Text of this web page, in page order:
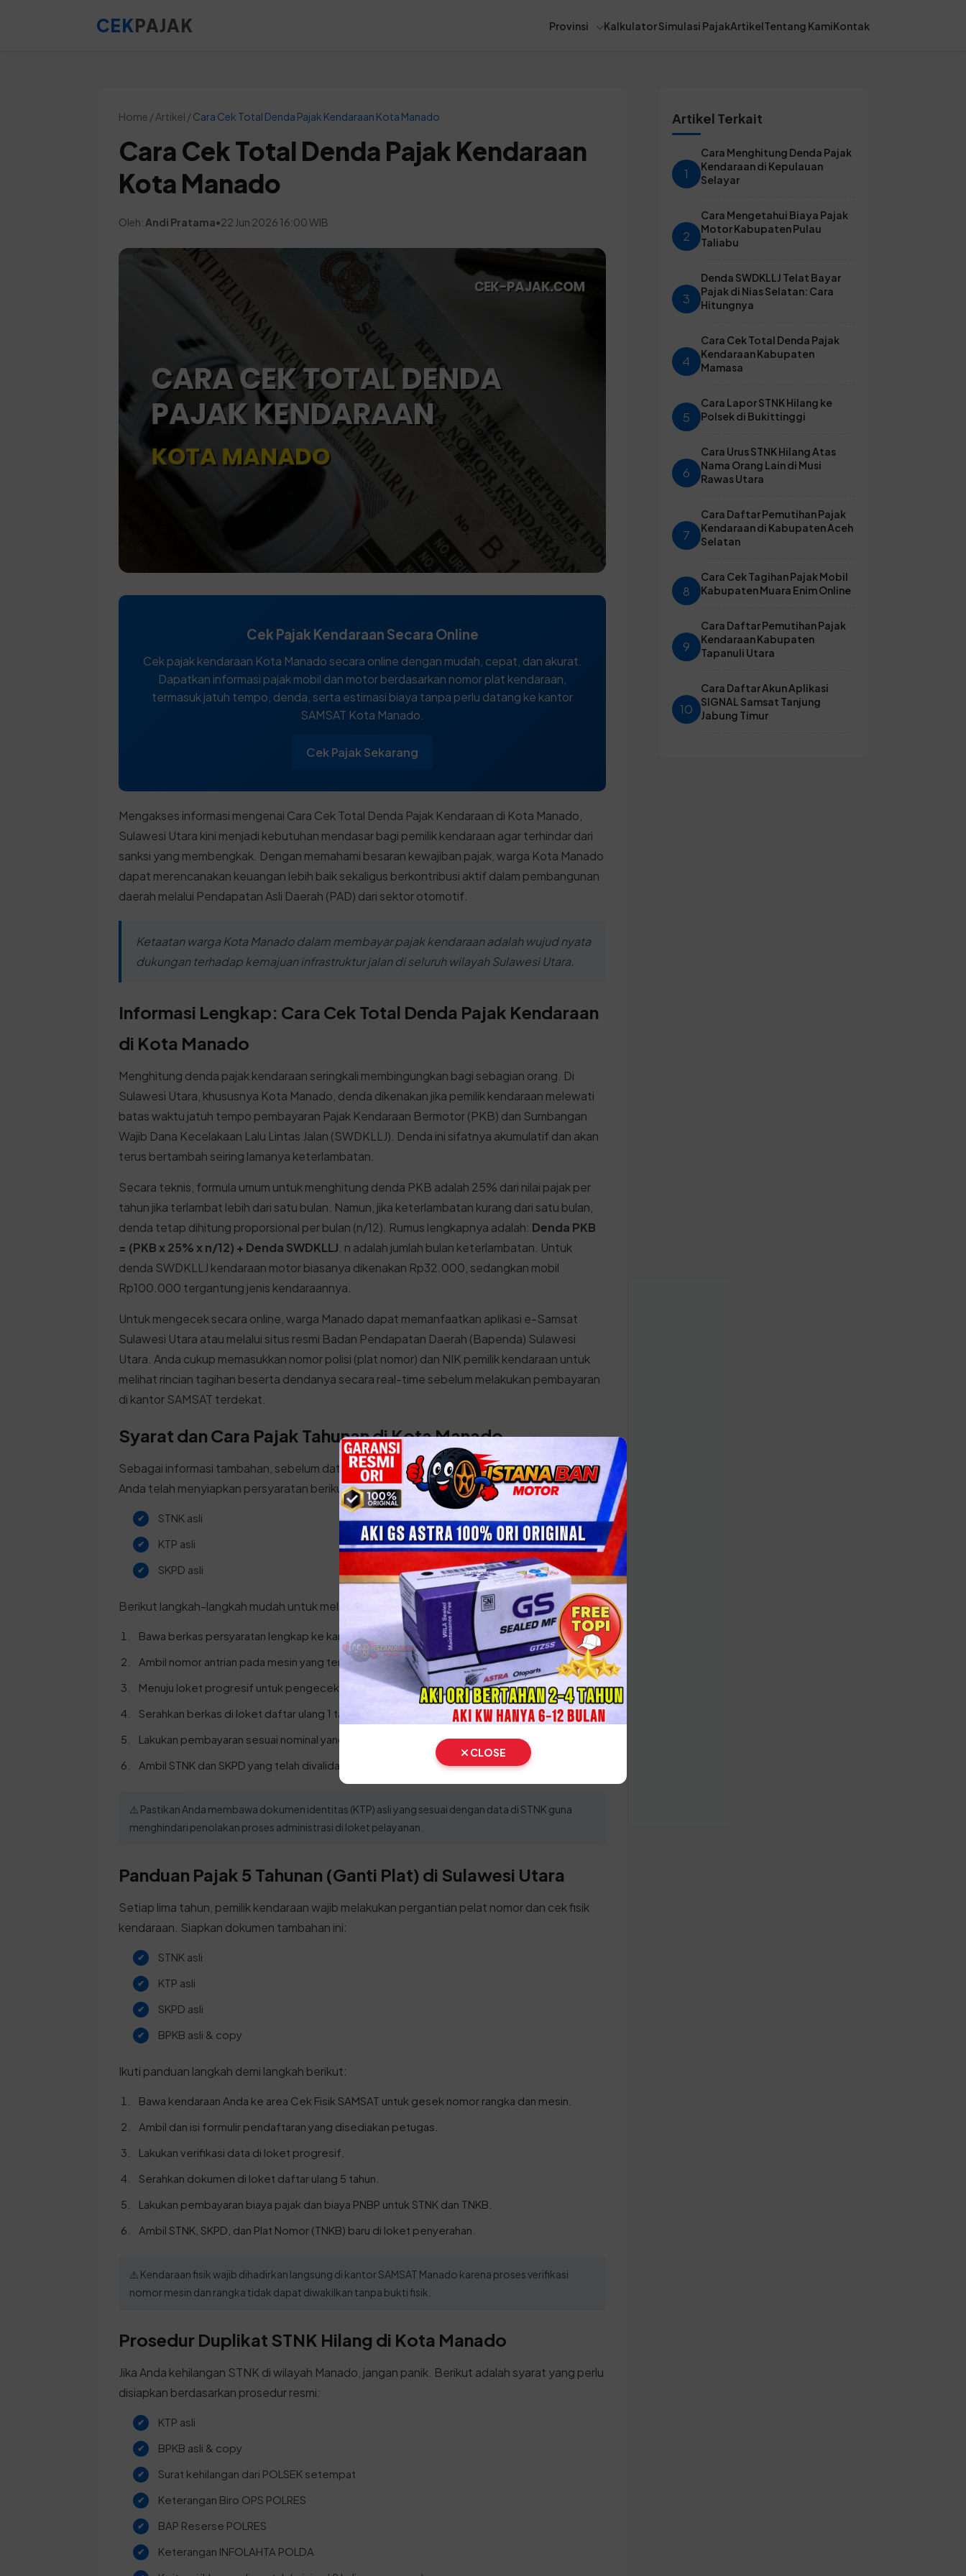
CEKPAJAK Provinsi Kalkulator Simulasi PajakArtikelTentang KamiKontak
Home / Artikel /Cara Cek Total Denda Pajak Kendaraan Kota Manado
Cara Cek Total Denda Pajak Kendaraan
Kota Manado
Oleh: Andi Pratama•22 Jun 2026 16:00 WIB
Cek Pajak Kendaraan Secara Online
Cek pajak kendaraan Kota Manado secara online dengan mudah, cepat, dan akurat.
Dapatkan informasi pajak mobil dan motor berdasarkan nomor plat kendaraan,
termasuk jatuh tempo, denda, serta estimasi biaya tanpa perlu datang ke kantor
SAMSAT Kota Manado.
Cek Pajak Sekarang
Mengakses informasi mengenai Cara Cek Total Denda Pajak Kendaraan di Kota Manado,
Sulawesi Utara kini menjadi kebutuhan mendasar bagi pemilik kendaraan agar terhindar dari
sanksi yang membengkak. Dengan memahami besaran kewajiban pajak, warga Kota Manado
dapat merencanakan keuangan lebih baik sekaligus berkontribusi aktif dalam pembangunan
daerah melalui Pendapatan Asli Daerah (PAD) dari sektor otomotif.
Ketaatan warga Kota Manado dalam membayar pajak kendaraan adalah wujud nyata
dukungan terhadap kemajuan infrastruktur jalan di seluruh wilayah Sulawesi Utara.
Informasi Lengkap: Cara Cek Total Denda Pajak Kendaraan
di Kota Manado
Menghitung denda pajak kendaraan seringkali membingungkan bagi sebagian orang. Di
Sulawesi Utara, khususnya Kota Manado, denda dikenakan jika pemilik kendaraan melewati
batas waktu jatuh tempo pembayaran Pajak Kendaraan Bermotor (PKB) dan Sumbangan
Wajib Dana Kecelakaan Lalu Lintas Jalan (SWDKLLJ). Denda ini sifatnya akumulatif dan akan
terus bertambah seiring lamanya keterlambatan.
Secara teknis, formula umum untuk menghitung denda PKB adalah 25% dari nilai pajak per
tahun jika terlambat lebih dari satu bulan. Namun, jika keterlambatan kurang dari satu bulan,
denda tetap dihitung proporsional per bulan (n/12). Rumus lengkapnya adalah: Denda PKB
= (PKB x 25% x n/12) + Denda SWDKLLJ . n adalah jumlah bulan keterlambatan. Untuk
denda SWDKLLJ kendaraan motor biasanya dikenakan Rp32.000, sedangkan mobil
Rp100.000 tergantung jenis kendaraannya.
Untuk mengecek secara online, warga Manado dapat memanfaatkan aplikasi e-Samsat
Sulawesi Utara atau melalui situs resmi Badan Pendapatan Daerah (Bapenda) Sulawesi
Utara. Anda cukup memasukkan nomor polisi (plat nomor) dan NIK pemilik kendaraan untuk
melihat rincian tagihan beserta dendanya secara real-time sebelum melakukan pembayaran
di kantor SAMSAT terdekat.
Syarat dan Cara Pajak Tahunan di Kota Manado
Sebagai informasi tambahan, sebelum datang ke kantor SAMSAT Sulawesi Utara, pastikan
Anda telah menyiapkan persyaratan berikut:
STNK asli
KTP asli
SKPD asli
Berikut langkah-langkah mudah untuk melakukan prosesnya:
Bawa berkas persyaratan lengkap ke kantor SAMSAT terdekat.
Ambil nomor antrian pada mesin yang tersedia.
Menuju loket progresif untuk pengecekan data kepemilikan.
Serahkan berkas di loket daftar ulang 1 tahun.
Lakukan pembayaran sesuai nominal yang tertera di loket pembayaran.
Ambil STNK dan SKPD yang telah divalidasi dan dicetak baru.
⚠️ Pastikan Anda membawa dokumen identitas (KTP) asli yang sesuai dengan data di STNK guna
menghindari penolakan proses administrasi di loket pelayanan.
Panduan Pajak 5 Tahunan (Ganti Plat) di Sulawesi Utara
Setiap lima tahun, pemilik kendaraan wajib melakukan pergantian pelat nomor dan cek fisik
kendaraan. Siapkan dokumen tambahan ini:
STNK asli
KTP asli
SKPD asli
BPKB asli & copy
Ikuti panduan langkah demi langkah berikut:
Bawa kendaraan Anda ke area Cek Fisik SAMSAT untuk gesek nomor rangka dan mesin.
Ambil dan isi formulir pendaftaran yang disediakan petugas.
Lakukan verifikasi data di loket progresif.
Serahkan dokumen di loket daftar ulang 5 tahun.
Lakukan pembayaran biaya pajak dan biaya PNBP untuk STNK dan TNKB.
Ambil STNK, SKPD, dan Plat Nomor (TNKB) baru di loket penyerahan.
⚠️ Kendaraan fisik wajib dihadirkan langsung di kantor SAMSAT Manado karena proses verifikasi
nomor mesin dan rangka tidak dapat diwakilkan tanpa bukti fisik.
Prosedur Duplikat STNK Hilang di Kota Manado
Jika Anda kehilangan STNK di wilayah Manado, jangan panik. Berikut adalah syarat yang perlu
disiapkan berdasarkan prosedur resmi:
KTP asli
BPKB asli & copy
Surat kehilangan dari POLSEK setempat
Keterangan Biro OPS POLRES
BAP Reserse POLRES
Keterangan INFOLAHTA POLDA
Artikel Terkait
1
Cara Menghitung Denda Pajak
Kendaraan di Kepulauan
Selayar
2
Cara Mengetahui Biaya Pajak
Motor Kabupaten Pulau
Taliabu
3
Denda SWDKLLJ Telat Bayar
Pajak di Nias Selatan: Cara
Hitungnya
4
Cara Cek Total Denda Pajak
Kendaraan Kabupaten
Mamasa
5
Cara Lapor STNK Hilang ke
Polsek di Bukittinggi
6
Cara Urus STNK Hilang Atas
Nama Orang Lain di Musi
Rawas Utara
7
Cara Daftar Pemutihan Pajak
Kendaraan di Kabupaten Aceh
Selatan
8
Cara Cek Tagihan Pajak Mobil
Kabupaten Muara Enim Online
9
Cara Daftar Pemutihan Pajak
Kendaraan Kabupaten
Tapanuli Utara
10
Cara Daftar Akun Aplikasi
SIGNAL Samsat Tanjung
Jabung Timur
CLOSE